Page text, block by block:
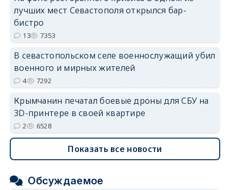
лучших мест Севастополя открылся бар-
бистро
13 7353
В севастопольском селе военнослужащий убил
военного и мирных жителей
4 7292
Крымчанин печатал боевые дроны для СБУ на
3D-принтере в своей квартире
2 6528
Показать все новости
Обсуждаемое